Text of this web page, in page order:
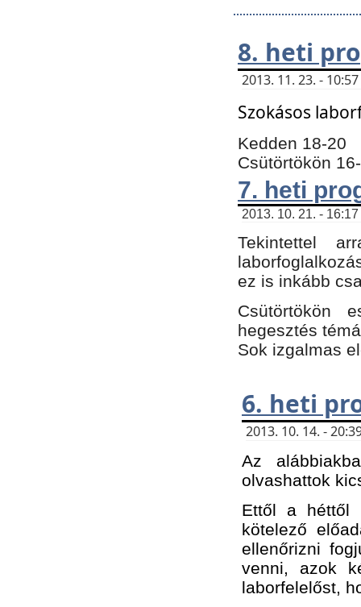
8. heti
2013. 11. 23. -
Szokásos
Kedden 18-20
Csütörtökön
7. heti
2013. 10. 21. -
Tekintettel
ez is inkább
Csütörtökön
hegesztés
Sok izgalmas
6. heti
2013. 10. 14. -
Az
olvashattok
Ettől a héttől
kötelező
ellenőrizni
venni, azok
laborfelelőst,